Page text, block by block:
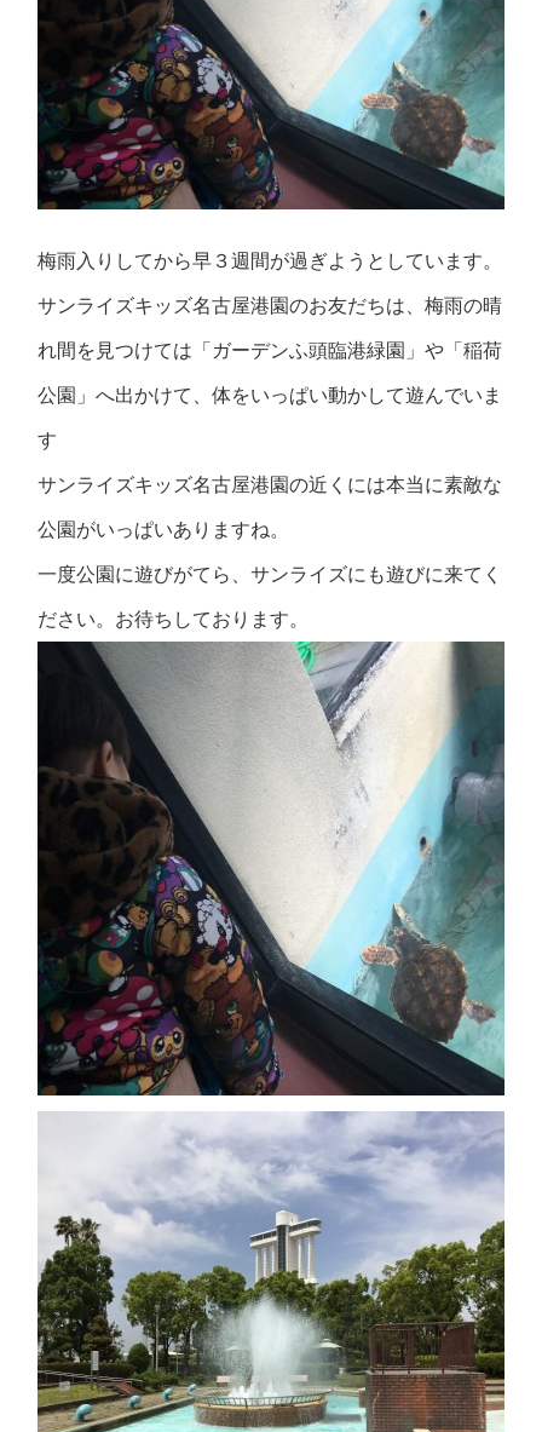
梅雨入りしてから早３週間が過ぎようとしています。
サンライズキッズ名古屋港園のお友だちは、梅雨の晴
れ間を見つけては「ガーデンふ頭臨港緑園」や「稲荷
公園」へ出かけて、体をいっぱい動かして遊んでいま
す
サンライズキッズ名古屋港園の近くには本当に素敵な
公園がいっぱいありますね。
一度公園に遊びがてら、サンライズにも遊びに来てく
ださい。お待ちしております。